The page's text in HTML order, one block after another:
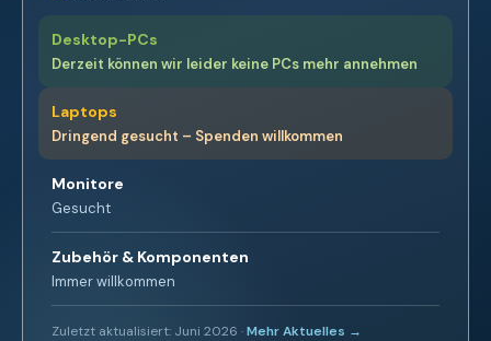
Desktop-PCs
Derzeit können wir leider keine PCs mehr annehmen
Laptops
Dringend gesucht – Spenden willkommen
Monitore
Gesucht
Zubehör & Komponenten
Immer willkommen
Zuletzt aktualisiert: Juni 2026 ·Mehr Aktuelles →